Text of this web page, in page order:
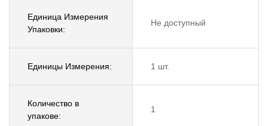
Единица Измерения
Упаковки:
Не доступный
Единицы Измерения: 1 шт.
Количество в
упакове:
1